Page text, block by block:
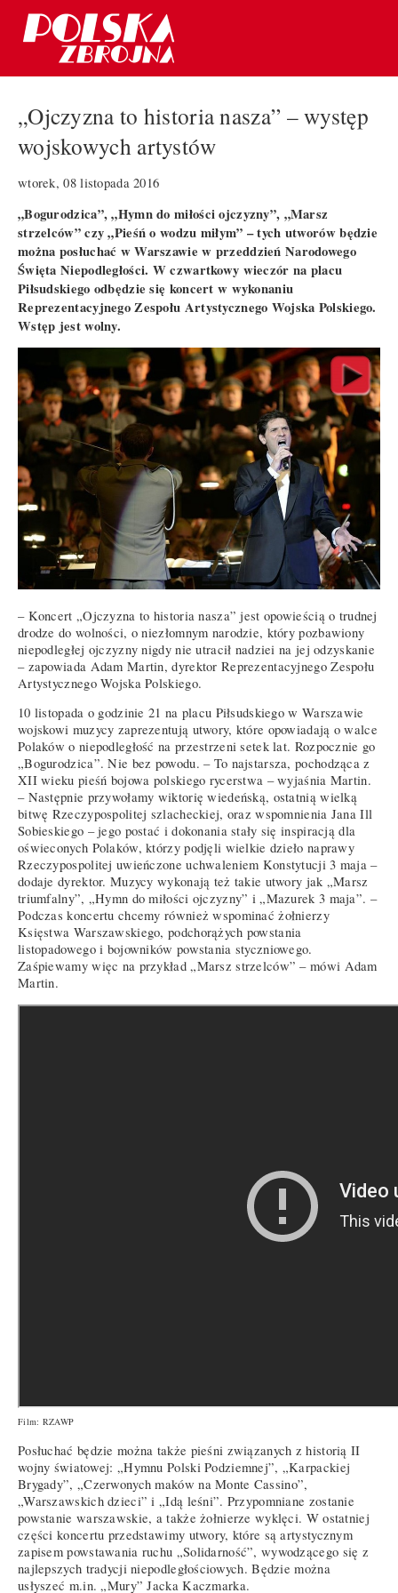
„Ojczyzna to historia nasza” – występ
wojskowych artystów
wtorek, 08 listopada 2016
„Bogurodzica”, „Hymn do miłości ojczyzny”, „Marsz
strzelców” czy „Pieśń o wodzu miłym” – tych utworów będzie
można posłuchać w Warszawie w przeddzień Narodowego
Święta Niepodległości. W czwartkowy wieczór na placu
Piłsudskiego odbędzie się koncert w wykonaniu
Reprezentacyjnego Zespołu Artystycznego Wojska Polskiego.
Wstęp jest wolny.
– Koncert „Ojczyzna to historia nasza” jest opowieścią o trudnej
drodze do wolności, o niezłomnym narodzie, który pozbawiony
niepodległej ojczyzny nigdy nie utracił nadziei na jej odzyskanie
– zapowiada Adam Martin, dyrektor Reprezentacyjnego Zespołu
Artystycznego Wojska Polskiego.
10 listopada o godzinie 21 na placu Piłsudskiego w Warszawie
wojskowi muzycy zaprezentują utwory, które opowiadają o walce
Polaków o niepodległość na przestrzeni setek lat. Rozpocznie go
„Bogurodzica”. Nie bez powodu. – To najstarsza, pochodząca z
XII wieku pieśń bojowa polskiego rycerstwa – wyjaśnia Martin.
– Następnie przywołamy wiktorię wiedeńską, ostatnią wielką
bitwę Rzeczypospolitej szlacheckiej, oraz wspomnienia Jana Ill
Sobieskiego – jego postać i dokonania stały się inspiracją dla
oświeconych Polaków, którzy podjęli wielkie dzieło naprawy
Rzeczypospolitej uwieńczone uchwaleniem Konstytucji 3 maja –
dodaje dyrektor. Muzycy wykonają też takie utwory jak „Marsz
triumfalny”, „Hymn do miłości ojczyzny” i „Mazurek 3 maja”. –
Podczas koncertu chcemy również wspominać żołnierzy
Księstwa Warszawskiego, podchorążych powstania
listopadowego i bojowników powstania styczniowego.
Zaśpiewamy więc na przykład „Marsz strzelców” – mówi Adam
Martin.
Film: RZAWP
Posłuchać będzie można także pieśni związanych z historią II
wojny światowej: „Hymnu Polski Podziemnej”, „Karpackiej
Brygady”, „Czerwonych maków na Monte Cassino”,
„Warszawskich dzieci” i „Idą leśni”. Przypomniane zostanie
powstanie warszawskie, a także żołnierze wyklęci. W ostatniej
części koncertu przedstawimy utwory, które są artystycznym
zapisem powstawania ruchu „Solidarność”, wywodzącego się z
najlepszych tradycji niepodległościowych. Będzie można
usłyszeć m.in. „Mury” Jacka Kaczmarka.